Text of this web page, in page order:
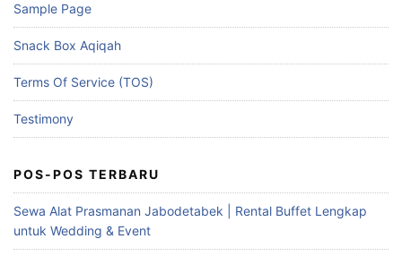
Sample Page
Snack Box Aqiqah
Terms Of Service (TOS)
Testimony
POS-POS TERBARU
Sewa Alat Prasmanan Jabodetabek | Rental Buffet Lengkap
untuk Wedding & Event